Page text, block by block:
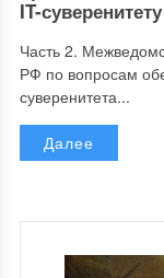
IT-
Часть 2.
РФ по вопросам
суверенитета...
Далее